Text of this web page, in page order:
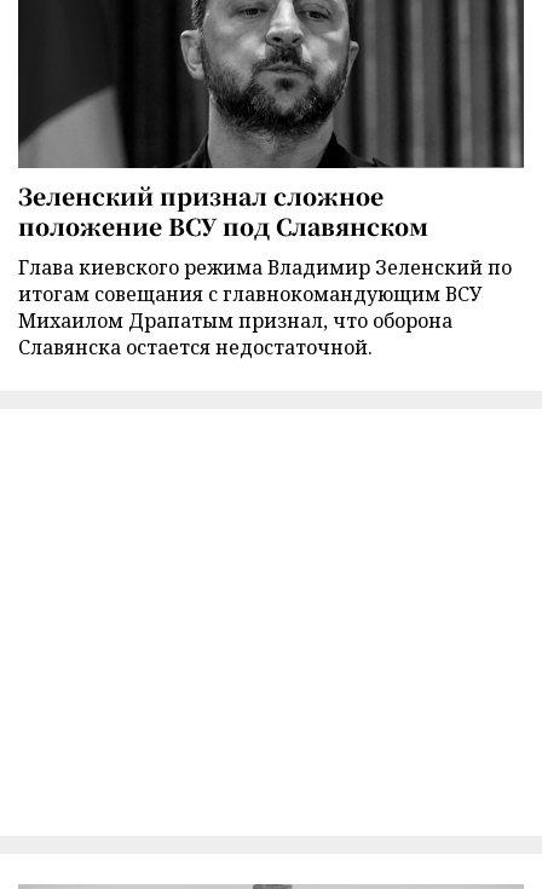
Зеленский признал сложное
положение ВСУ под Славянском
Глава киевского режима Владимир Зеленский по
итогам совещания с главнокомандующим ВСУ
Михаилом Драпатым признал, что оборона
Славянска остается недостаточной.